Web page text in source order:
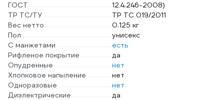
ГОСТ
12.4.246-2008)
ТР ТС/ТУ
ТР ТС 019/2011
Вес нетто
0.125 кг
Пол
унисекс
С манжетами
есть
Рифленое покрытие
да
Опудренные
нет
Хлопковое напыление
нет
Одноразовые
нет
Диэлектрические
да